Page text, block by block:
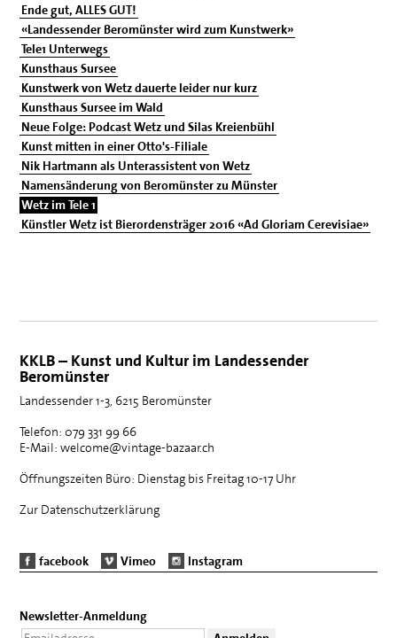
Ende gut, ALLES GUT!
«Landessender Beromünster wird zum Kunstwerk»
Tele1 Unterwegs
Kunsthaus Sursee
Kunstwerk von Wetz dauerte leider nur kurz
Kunsthaus Sursee im Wald
Neue Folge: Podcast Wetz und Silas Kreienbühl
Kunst mitten in einer Otto's-Filiale
Nik Hartmann als Unterassistent von Wetz
Namensänderung von Beromünster zu Münster
Wetz im Tele 1
Künstler Wetz ist Bierordensträger 2016 «Ad Gloriam Cerevisiae»
KKLB – Kunst und Kultur im Landessender
Beromünster
Landessender 1-3, 6215 Beromünster
Telefon: 079 331 99 66
E-Mail: welcome@vintage-bazaar.ch
Öffnungszeiten Büro: Dienstag bis Freitag 10-17 Uhr
Zur Datenschutzerklärung
facebook Vimeo Instagram
Newsletter-Anmeldung